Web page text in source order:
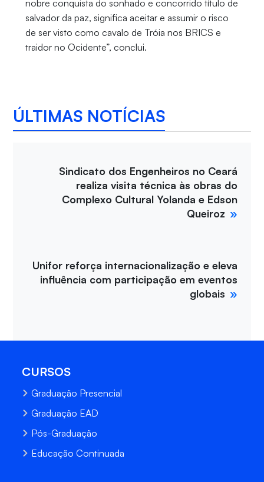
nobre conquista do sonhado e concorrido título de
salvador da paz, significa aceitar e assumir o risco
de ser visto como cavalo de Tróia nos BRICS e
traidor no Ocidente”, conclui.
ÚLTIMAS NOTÍCIAS
Sindicato dos Engenheiros no Ceará
realiza visita técnica às obras do
Complexo Cultural Yolanda e Edson
Queiroz
Unifor reforça internacionalização e eleva
influência com participação em eventos
globais
CURSOS
Graduação Presencial
Graduação EAD
Pós-Graduação
Educação Continuada